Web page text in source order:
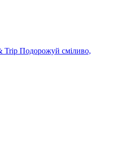
Trip Подорожуй сміливо,